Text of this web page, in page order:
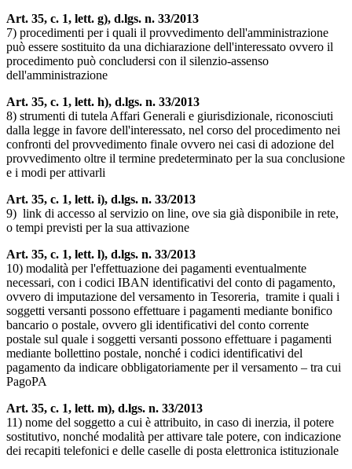
Art. 35, c. 1, lett. g), d.lgs. n. 33/2013
7) procedimenti per i quali il provvedimento dell'amministrazione
può essere sostituito da una dichiarazione dell'interessato ovvero il
procedimento può concludersi con il silenzio-assenso
dell'amministrazione
Art. 35, c. 1, lett. h), d.lgs. n. 33/2013
8) strumenti di tutela Affari Generali e giurisdizionale, riconosciuti
dalla legge in favore dell'interessato, nel corso del procedimento nei
confronti del provvedimento finale ovvero nei casi di adozione del
provvedimento oltre il termine predeterminato per la sua conclusione
e i modi per attivarli
Art. 35, c. 1, lett. i), d.lgs. n. 33/2013
9) link di accesso al servizio on line, ove sia già disponibile in rete,
o tempi previsti per la sua attivazione
Art. 35, c. 1, lett. l), d.lgs. n. 33/2013
10) modalità per l'effettuazione dei pagamenti eventualmente
necessari, con i codici IBAN identificativi del conto di pagamento,
ovvero di imputazione del versamento in Tesoreria, tramite i quali i
soggetti versanti possono effettuare i pagamenti mediante bonifico
bancario o postale, ovvero gli identificativi del conto corrente
postale sul quale i soggetti versanti possono effettuare i pagamenti
mediante bollettino postale, nonché i codici identificativi del
pagamento da indicare obbligatoriamente per il versamento – tra cui
PagoPA
Art. 35, c. 1, lett. m), d.lgs. n. 33/2013
11) nome del soggetto a cui è attribuito, in caso di inerzia, il potere
sostitutivo, nonché modalità per attivare tale potere, con indicazione
dei recapiti telefonici e delle caselle di posta elettronica istituzionale